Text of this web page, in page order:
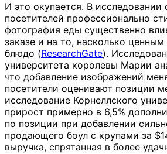
И это окупается. В исследовании
посетителей профессионально
фотография еды существенно
заказе и на то, насколько
блюдо (ResearchGate).
университета королевы Марии
что добавление изображений
посетители оценивают позиции
исследование Корнеллского
прирост примерно в 6,5%
по позиции при добавлении
продающего боул с крупами за
выручка, спрятанная в более